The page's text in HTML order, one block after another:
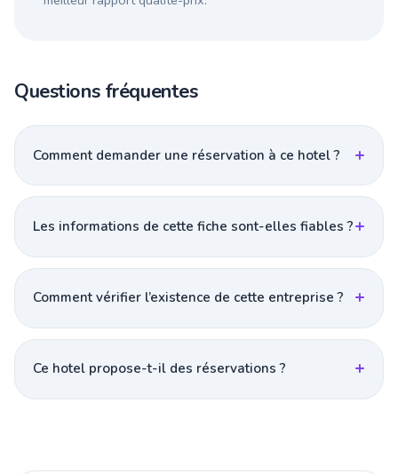
Questions fréquentes
Comment demander une réservation à ce hotel ?
Les informations de cette fiche sont-elles fiables ?
Comment vérifier l’existence de cette entreprise ?
Ce hotel propose-t-il des réservations ?